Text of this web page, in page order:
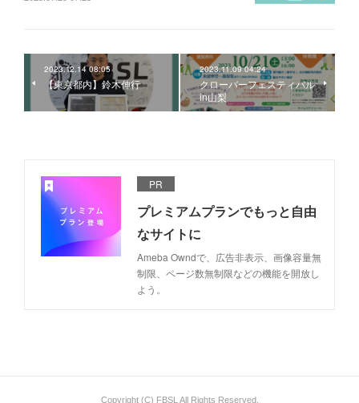
2023.12.14 08:05
【東京都内】鈴木伸行
2023.11.09 04:24
クローバーフェスティバル
in山梨
PR
プレミアムプランでもっと自由
なサイトに
Ameba Owndで、広告非表示、画像容量無
制限、ページ数無制限などの機能を開放し
よう。
Copyright (C) FBSL All Rights Reserved.